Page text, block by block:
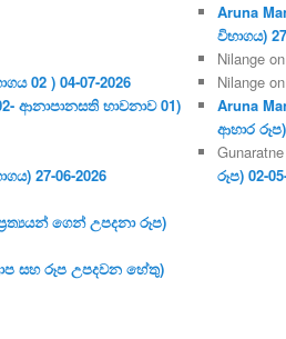
02 ) 04-07-2026
ආනාපානසති භාවනාව 01)
27-06-2026
ගෙන් උපදනා රූප)
සහ රූප උපදවන හේතු)
Aruna
විභාගය)
Nilange
Nilange
Aruna
ආහාර රූප)
Gunaratne
රූප) 02-